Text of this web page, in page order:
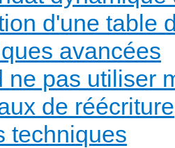
d'une table
avancées
ne pas utiliser
de réécriture
techniques